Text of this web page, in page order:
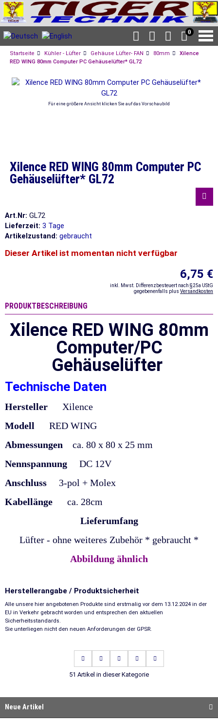
0
Startseite Kühler - Lüfter Gehäuse Lüfter- FAN 80mm
Xilence
RED WING 80mm Computer PC Gehäuselüfter* GL72
Für eine größere Ansicht klicken Sie auf das Vorschaubild
Xilence RED WING 80mm Computer PC
Gehäuselüfter* GL72
Art.Nr: GL72
Lieferzeit: 3 Tage
Artikelzustand: gebraucht
Dieser Artikel ist momentan nicht verfügbar
6,75 €
inkl. Mwst. Differenzbesteuert nach §25a UStG
gegebenenfalls plus Versandkosten
PRODUKTBESCHREIBUNG
Xilence RED WING 80mm
Computer/PC
Gehäuselüfter
Technische Daten
Hersteller Xilence
Modell RED WING
Abmessungen ca. 80 x 80 x 25 mm
Nennspannung DC 12V
Anschluss 3-pol + Molex
Kabellänge ca. 28cm
Lieferumfang
Lüfter - ohne weiteres Zubehör * gebraucht *
Abbildung ähnlich
Herstellerangabe / Produktsicherheit
Alle unsere hier angebotenen Produkte sind erstmalig vor dem 13.12.2024 in der
EU in Verkehr gebracht worden und entsprechen den aktuellen
Sicherheitsstandards.
Sie unterliegen nicht den neuen Anforderungen der GPSR.
51 Artikel in dieser Kategorie
Neue Artikel